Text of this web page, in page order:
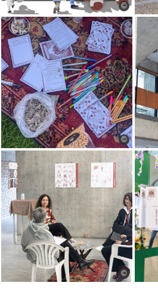
©
©
©